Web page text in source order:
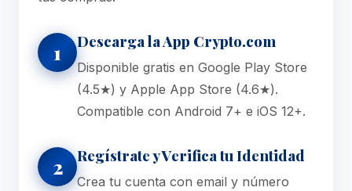
1 Descarga la App Crypto.com
Disponible gratis en Google Play Store
(4.5★) y Apple App Store (4.6★).
Compatible con Android 7+ e iOS 12+.
2 Regístrate y Verifica tu Identidad
Crea tu cuenta con email y número